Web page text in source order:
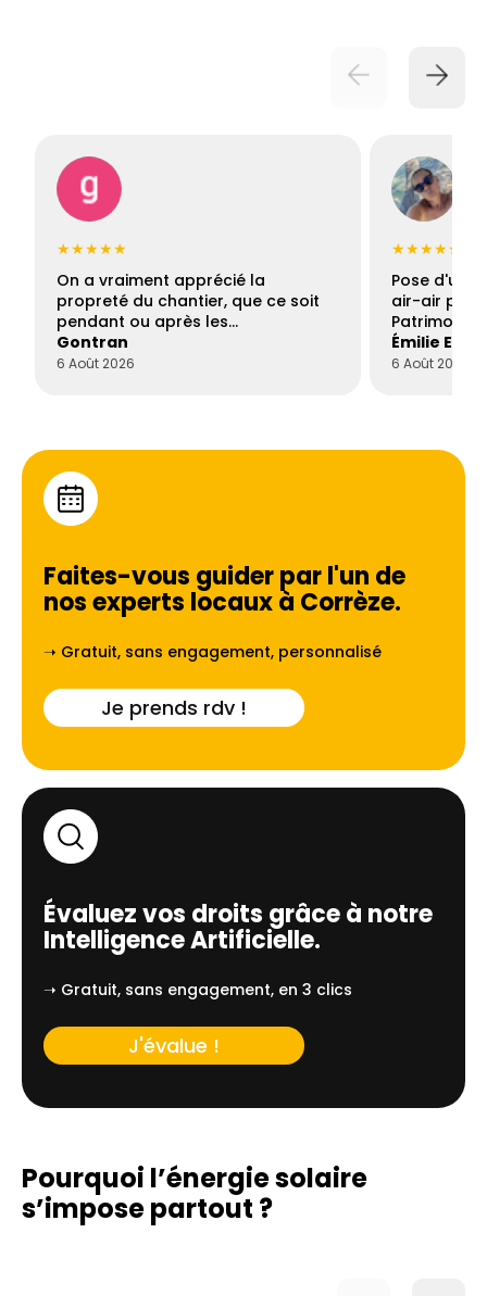
★★★★★
On a vraiment apprécié la
propreté du chantier, que ce soit
pendant ou après les…
Gontran
6 Août 2026
★★★★★
Pose d'une
air-air par
Patrimoine
Émilie
6 Août 2026
Faites-vous guider par l'un de
nos experts locaux à Corrèze.
➝ Gratuit, sans engagement, personnalisé
Je prends rdv !
Évaluez vos droits grâce à notre
Intelligence Artificielle.
➝ Gratuit, sans engagement, en 3 clics
J'évalue !
Pourquoi l’énergie solaire
s’impose partout ?